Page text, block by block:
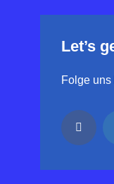
Let’s
Folge uns